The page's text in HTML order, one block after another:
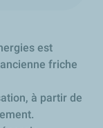
est
friche
à partir de